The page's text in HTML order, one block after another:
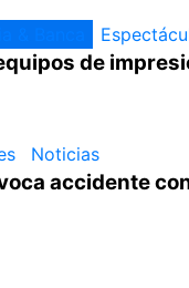
de
Noticias
accidente